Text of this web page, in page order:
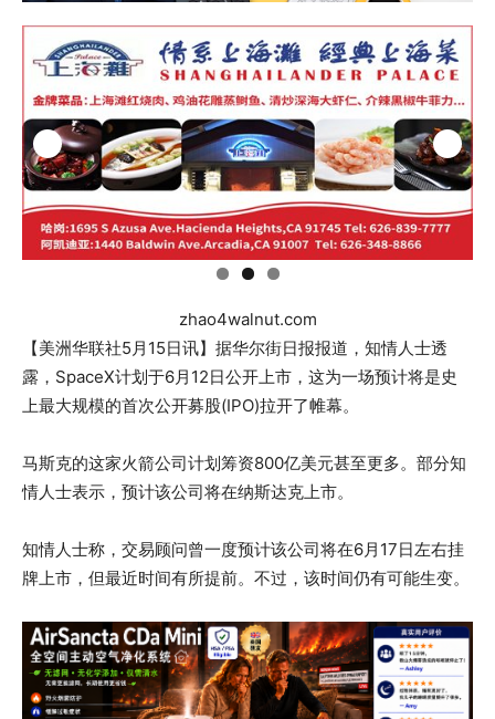
zhao4walnut.com
【美洲华联社5月15日讯】据华尔街日报报道，知情人士透
露，SpaceX计划于6月12日公开上市，这为一场预计将是史
上最大规模的首次公开募股(IPO)拉开了帷幕。
马斯克的这家火箭公司计划筹资800亿美元甚至更多。部分知
情人士表示，预计该公司将在纳斯达克上市。
知情人士称，交易顾问曾一度预计该公司将在6月17日左右挂
牌上市，但最近时间有所提前。不过，该时间仍有可能生变。